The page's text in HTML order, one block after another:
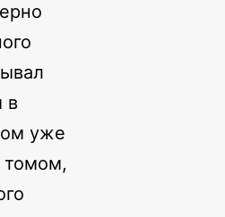
в
уже
томом,